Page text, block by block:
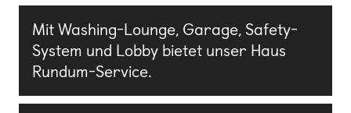
Mit Washing-Lounge, Garage, Safety-
System und Lobby bietet unser Haus
Rundum-Service.